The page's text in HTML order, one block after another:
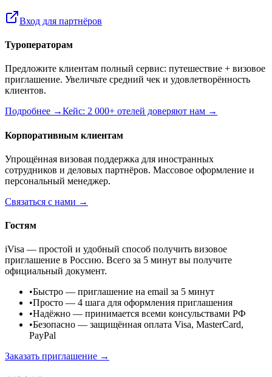
Вход для партнёров
Туроператорам
Предложите клиентам полный сервис: путешествие + визовое
приглашение. Увеличьте средний чек и удовлетворённость
клиентов.
Подробнее →Кейс: 2 000+ отелей доверяют нам →
Корпоративным клиентам
Упрощённая визовая поддержка для иностранных
сотрудников и деловых партнёров. Массовое оформление и
персональный менеджер.
Связаться с нами →
Гостям
iVisa — простой и удобный способ получить визовое
приглашение в Россию. Всего за 5 минут вы получите
официальный документ.
•Быстро — приглашение на email за 5 минут
•Просто — 4 шага для оформления приглашения
•Надёжно — принимается всеми консульствами РФ
•Безопасно — защищённая оплата Visa, MasterCard,
PayPal
Заказать приглашение →